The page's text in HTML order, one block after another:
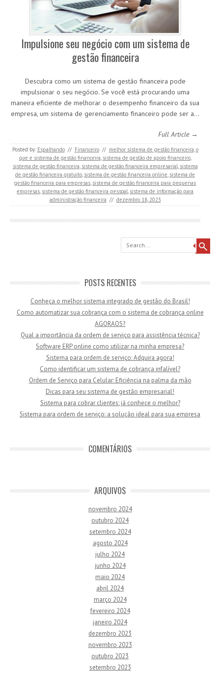
Impulsione seu negócio com um sistema de
gestão financeira
Descubra como um sistema de gestão financeira pode
impulsionar o seu negócio. Se você está procurando uma
maneira eficiente de melhorar o desempenho financeiro da sua
empresa, um sistema de gerenciamento financeiro pode ser a…
Full Article →
Posted by: Espalhando // Financeiro // melhor sistema de gestão financeira,o
que e sistema de gestão financeira, sistema de gestão de apoio financeiro,
sistema de gestão financeira, sistema de gestão financeira empresarial, sistema
de gestão financeira gratuito, sistema de gestão financeira online, sistema de
gestão financeira para empresas, sistema de gestão financeira para pequenas
empresas, sistema de gestão financeira pessoal, sistema de informação para
administração financeira // dezembro 18, 2023
Search
POSTS RECENTES
Conheça o melhor sistema integrado de gestão do Brasil!
Como automatizar sua cobrança com o sistema de cobrança online
AGORAOS?
Qual a importância da ordem de serviço para assistência técnica?
Software ERP online como utilizar na minha empresa?
Sistema para ordem de serviço: Adquira agora!
Como identificar um sistema de cobrança infalível?
Ordem de Serviço para Celular: Eficiência na palma da mão
Dicas para seu sistema de gestão empresarial!
Sistema para cobrar clientes: já conhece o melhor?
Sistema para ordem de serviço: a solução ideal para sua empresa
COMENTÁRIOS
ARQUIVOS
novembro 2024
outubro 2024
setembro 2024
agosto 2024
julho 2024
junho 2024
maio 2024
abril 2024
março 2024
fevereiro 2024
janeiro 2024
dezembro 2023
novembro 2023
outubro 2023
setembro 2023